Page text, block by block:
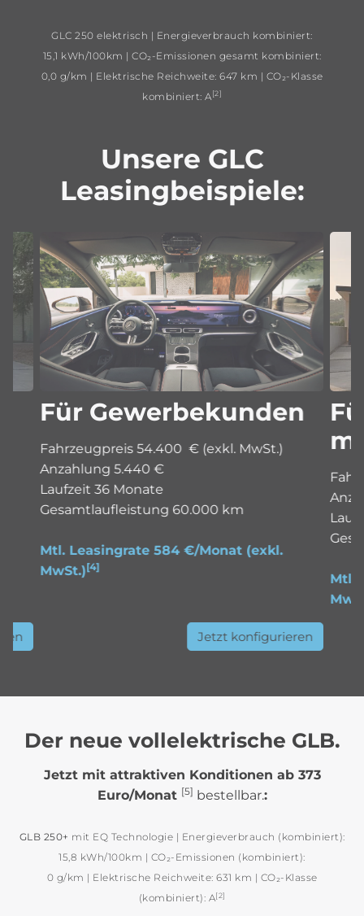
GLC 250 elektrisch | Energieverbrauch kombiniert:
15,1 kWh/100km | CO₂-Emissionen gesamt kombiniert:
0,0 g/km | Elektrische Reichweite: 647 km | CO₂-Klasse
kombiniert: A[2]
Unsere GLC
Leasingbeispiele:
Für Gewerbekunden
Fahrzeugpreis 54.400 € (exkl. MwSt.)
Anzahlung 5.440 €
Laufzeit 36 Monate
Gesamtlaufleistung 60.000 km
Mtl. Leasingrate 584 €/Monat (exkl.
MwSt.)[4]
Jetzt konfigurieren
Mtl.
Der neue vollelektrische GLB.
Jetzt mit attraktiven Konditionen ab 373
Euro/Monat [5] bestellbar.:
GLB 250+ mit EQ Technologie | Energieverbrauch (kombiniert):
15,8 kWh/100km | CO₂-Emissionen (kombiniert):
0 g/km | Elektrische Reichweite: 631 km | CO₂-Klasse
(kombiniert): A[2]